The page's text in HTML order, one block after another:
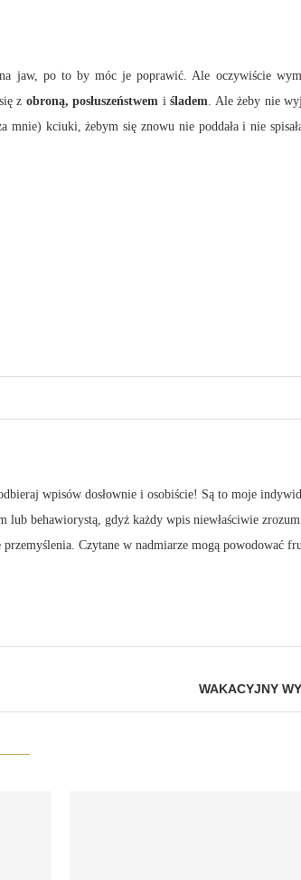
po to by móc je poprawić. Ale oczywiście
z obroną, posłuszeństwem iśladem. Ale żeby nie
kciuki, żebym się znowu nie poddała i nie
wpisów dosłownie i osobiście! Są to moje
lub behawiorystą, gdyż każdy wpis niewłaściwie
Czytane w nadmiarze mogą powodować
WAKACYJNY